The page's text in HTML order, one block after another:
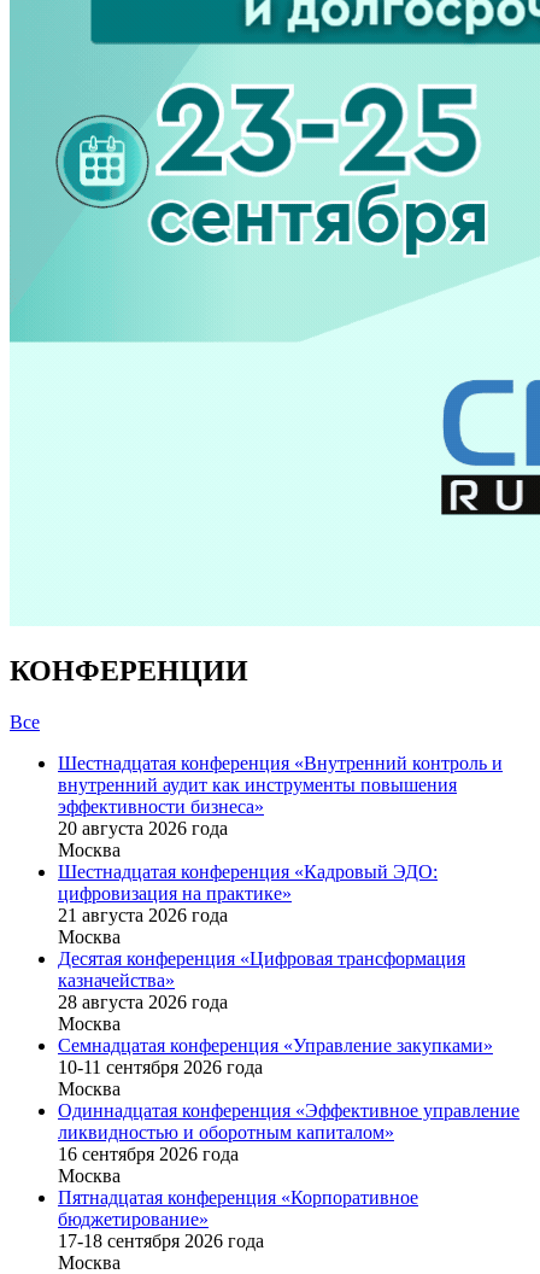
КОНФЕРЕНЦИИ
Все
Шестнадцатая конференция «Внутренний контроль и
внутренний аудит как инструменты повышения
эффективности бизнеса»
20 августа 2026 года
Москва
Шестнадцатая конференция «Кадровый ЭДО:
цифровизация на практике»
21 августа 2026 года
Москва
Десятая конференция «Цифровая трансформация
казначейства»
28 августа 2026 года
Москва
Семнадцатая конференция «Управление закупками»
10-11 сентября 2026 года
Москва
Одиннадцатая конференция «Эффективное управление
ликвидностью и оборотным капиталом»
16 cентября 2026 года
Москва
Пятнадцатая конференция «Корпоративное
бюджетирование»
17-18 сентября 2026 года
Москва